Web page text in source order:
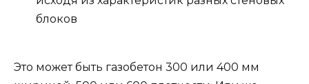
блоков
Это может быть газобетон 300 или 400 мм